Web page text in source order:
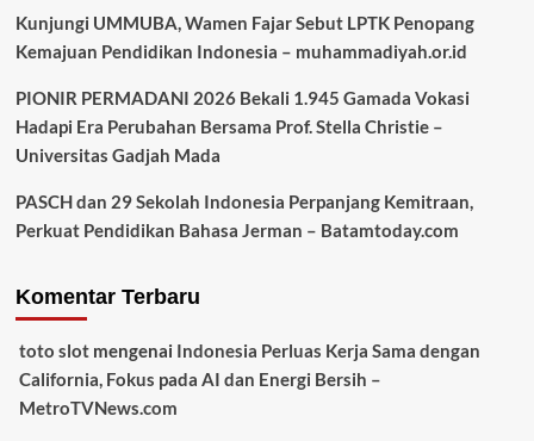
Kunjungi UMMUBA, Wamen Fajar Sebut LPTK Penopang
Kemajuan Pendidikan Indonesia – muhammadiyah.or.id
PIONIR PERMADANI 2026 Bekali 1.945 Gamada Vokasi
Hadapi Era Perubahan Bersama Prof. Stella Christie –
Universitas Gadjah Mada
PASCH dan 29 Sekolah Indonesia Perpanjang Kemitraan,
Perkuat Pendidikan Bahasa Jerman – Batamtoday.com
Komentar Terbaru
toto slotmengenai Indonesia Perluas Kerja Sama dengan
California, Fokus pada AI dan Energi Bersih –
MetroTVNews.com